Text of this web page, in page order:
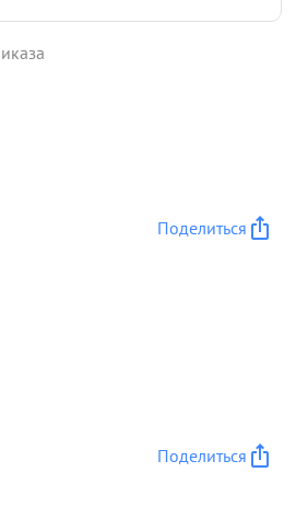
большую загруженность,
Поделиться
Поделиться